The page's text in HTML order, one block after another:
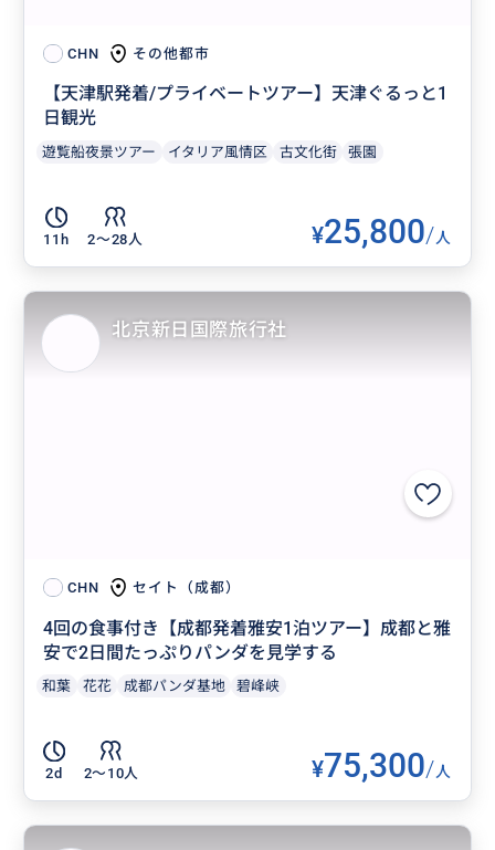
CHN その他都市
【天津駅発着/プライベートツアー】天津ぐるっと1
日観光
遊覧船夜景ツアー イタリア風情区 古文化街 張園
11h 2〜28人 ¥25,800/人
CHN セイト（成都）
4回の食事付き【成都発着雅安1泊ツアー】成都と雅
安で2日間たっぷりパンダを見学する
和葉 花花 成都パンダ基地 碧峰峡
2d 2〜10人 ¥75,300/人
北京新日国際旅行社